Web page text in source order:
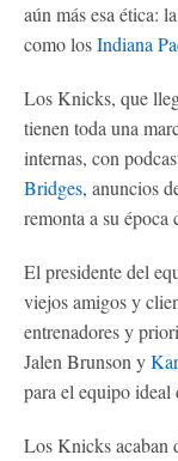
aún más esa ética:
como losIndiana
Los Knicks, que
tienen toda una
internas, con
Bridges, anuncios
remonta a su
El presidente del
viejos amigos y
entrenadores y
Jalen Brunson y
para el equipo
Los Knicks acaban